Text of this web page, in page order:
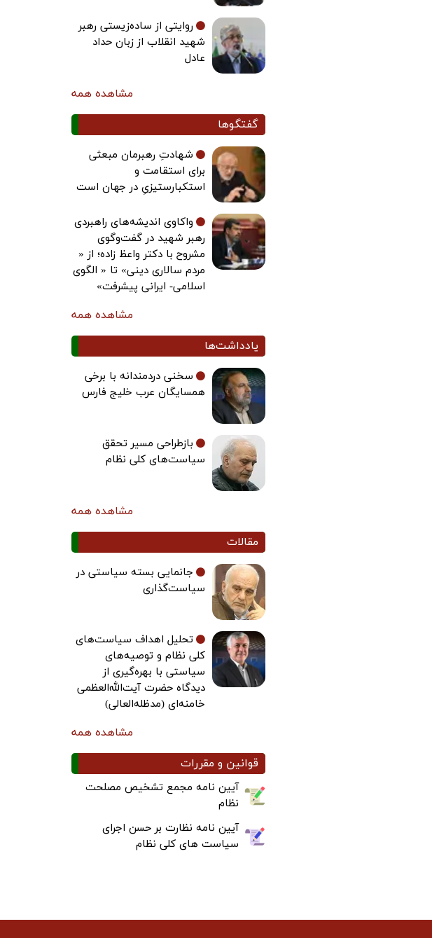
روایتی از ساده‌زیستی رهبر
شهید انقلاب از زبان حداد
عادل
مشاهده همه
گفتگوها
شهادتِ رهبرمان مبعثی
برای استقامت و
استکبارستیزیِ در جهان است
واکاوی اندیشه‌های راهبردی
رهبر شهید در گفت‌وگوی
مشروح با دکتر واعظ زاده؛ از «
مردم سالاری دینی» تا « الگوی
اسلامی- ایرانی پیشرفت»
مشاهده همه
یادداشت‌ها
سخنی دردمندانه با برخی
همسایگان عرب خلیج فارس
بازطراحی مسیر تحقق
سیاست‌های کلی نظام
مشاهده همه
مقالات
جانمایی بسته سیاستی در
سیاست‌گذاری
تحلیل اهداف سیاست‌های
کلی نظام و توصیه‌های
سیاستی با بهره‌گیری از
دیدگاه حضرت آیت‌الله‌العظمی
خامنه‌ای (مدظله‌العالی)
مشاهده همه
قوانین و مقررات
آیین نامه مجمع تشخیص مصلحت
نظام
آیین نامه نظارت بر حسن اجرای
سیاست های کلی نظام